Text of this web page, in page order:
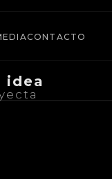
CONTACTO
idea
e ct a